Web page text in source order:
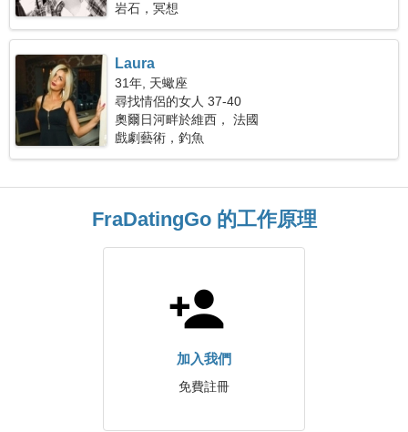
岩石，冥想
Laura
31年, 天蠍座
尋找情侶的女人 37-40
奧爾日河畔於維西， 法國
戲劇藝術，釣魚
FraDatingGo 的工作原理
加入我們
免費註冊